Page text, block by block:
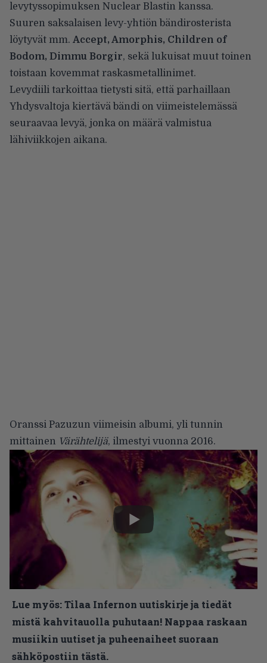
levytyssopimuksen Nuclear Blastin kanssa.
Suuren saksalaisen levy-yhtiön bändirosterista
löytyvät mm. Accept, Amorphis, Children of
Bodom, Dimmu Borgir, sekä lukuisat muut toinen
toistaan kovemmat raskasmetallinimet.
Levydiili tarkoittaa tietysti sitä, että parhaillaan
Yhdysvaltoja kiertävä bändi on viimeistelemässä
seuraavaa levyä, jonka on määrä valmistua
lähiviikkojen aikana.
Oranssi Pazuzun viimeisin albumi, yli tunnin
mittainen Värähtelijä, ilmestyi vuonna 2016.
Lue myös:Tilaa Infernon uutiskirje ja tiedät
mistä kahvitauolla puhutaan! Nappaa raskaan
musiikin uutiset ja puheenaiheet suoraan
sähköpostiin tästä.